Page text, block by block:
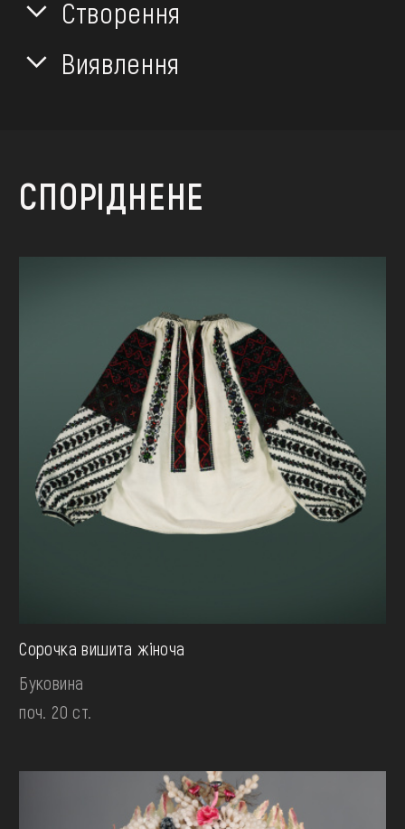
Створення
Виявлення
СПОРІДНЕНЕ
Сорочка вишита жіноча
Буковина
поч. 20 ст.